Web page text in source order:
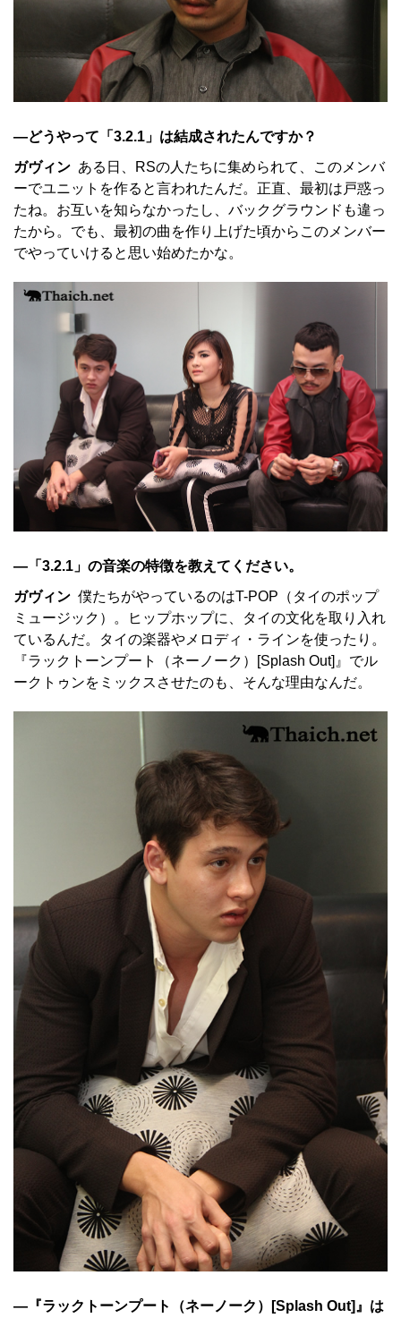
—どうやって「3.2.1」は結成されたんですか？
ガヴィン ある日、RSの人たちに集められて、このメンバ
ーでユニットを作ると言われたんだ。正直、最初は戸惑っ
たね。お互いを知らなかったし、バックグラウンドも違っ
たから。でも、最初の曲を作り上げた頃からこのメンバー
でやっていけると思い始めたかな。
—「3.2.1」の音楽の特徴を教えてください。
ガヴィン 僕たちがやっているのはT-POP（タイのポップ
ミュージック）。ヒップホップに、タイの文化を取り入れ
ているんだ。タイの楽器やメロディ・ラインを使ったり。
『ラックトーンプート（ネーノーク）[Splash Out]』でル
ークトゥンをミックスさせたのも、そんな理由なんだ。
—『ラックトーンプート（ネーノーク）[Splash Out]』は